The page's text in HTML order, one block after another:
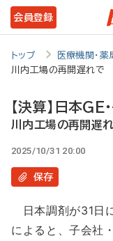
メ
イ
コ
ツ
に
動
会員登録
トップ 医療機関・薬
川内工場の再開遅れで
【決算】日本GE
川内工場の再開遅
2025/10/31 20:00
保存
日本調剤が31日
によると、子会社